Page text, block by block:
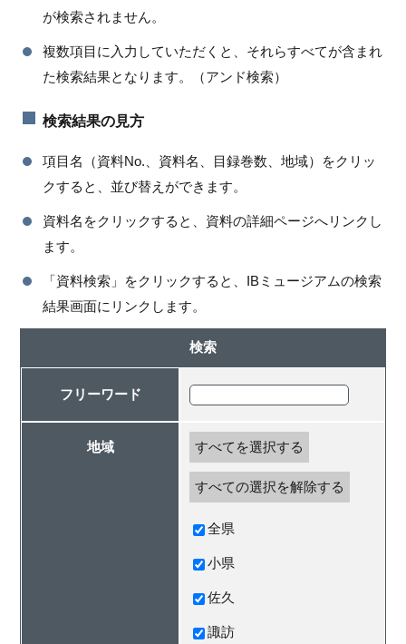
が検索されません。
複数項目に入力していただくと、それらすべてが含まれ
た検索結果となります。（アンド検索）
検索結果の見方
項目名（資料No.、資料名、目録巻数、地域）をクリッ
クすると、並び替えができます。
資料名をクリックすると、資料の詳細ページへリンクし
ます。
「資料検索」をクリックすると、IBミュージアムの検索
結果画面にリンクします。
検索
フリーワード
地域 すべてを選択する
すべての選択を解除する
全県
小県
佐久
諏訪